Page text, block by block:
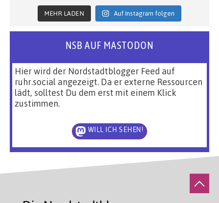
MEHR LADEN Auf Instagram folgen
NSB AUF MASTODON
Hier wird der Nordstadtblogger Feed auf
ruhr.social angezeigt. Da er externe Ressourcen
lädt, solltest Du dem erst mit einem Klick
zustimmen.
WILL ICH SEHEN!